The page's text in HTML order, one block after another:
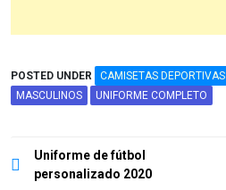
POSTED UNDER
CAMISETAS DEPORTIVAS
MASCULINOS
UNIFORME COMPLETO
Navegación
Uniforme de fútbol
personalizado 2020